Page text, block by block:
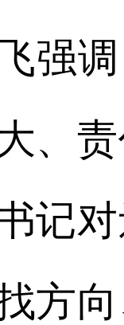
调
、
记
方